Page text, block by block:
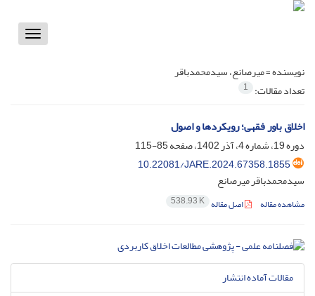
Toggle
نویسنده =میرصانع، سیدمحمدباقر
تعداد مقالات: 1
اخلاق باور فقهی؛ رویکردها و اصول
دوره 19، شماره 4، آذر 1402، صفحه
85-115
10.22081/JARE.2024.67358.1855
سیدمحمدباقر میرصانع
مشاهده مقاله اصل مقاله 538.93 K
مقالات آماده انتشار